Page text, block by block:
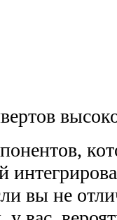
вы не